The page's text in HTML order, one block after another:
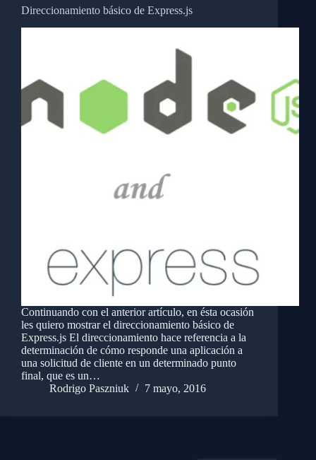
Direccionamiento básico de Express.js
Continuando con el anterior artículo, en ésta ocasión
les quiero mostrar el direccionamiento básico de
Express.js El direccionamiento hace referencia a la
determinación de cómo responde una aplicación a
una solicitud de cliente en un determinado punto
final, que es un…
Rodrigo Paszniuk
7 mayo, 2016